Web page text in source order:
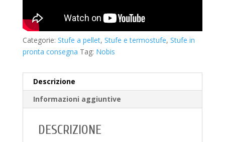
Categorie: Stufe a pellet, Stufe e termostufe, Stufe in
pronta consegna Tag: Nobis
Descrizione
Informazioni aggiuntive
DESCRIZIONE